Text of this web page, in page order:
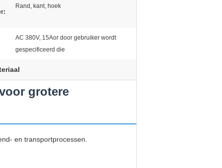
Rand, kant, hoek
AC 380V, 15Aor door gebruiker wordt
gespecificeerd die
grotere
en transportprocessen.